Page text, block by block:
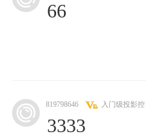
66
819798646 入门级投影控
3333